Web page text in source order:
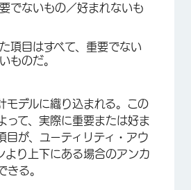
でないもの／好まれないも
項目はすべて、重要でない
ものだ。
モデルに織り込まれる。この
って、実際に重要または好ま
目が、ユーティリティ・アウ
より上下にある場合のアンカ
きる。